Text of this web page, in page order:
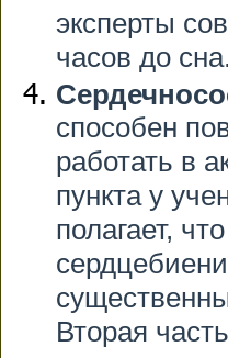
эксперты
часов до сна.
способен
работать в
пункта у
полагает,
Вторая